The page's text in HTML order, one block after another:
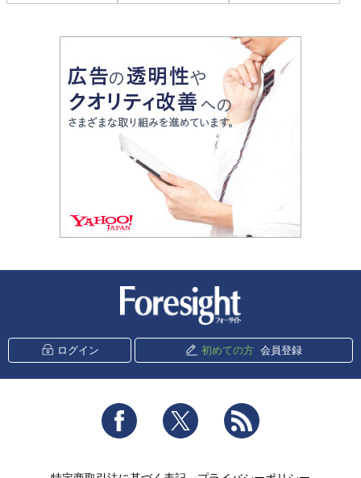
ログイン 初めての方 会員登録
Facebook Twitter